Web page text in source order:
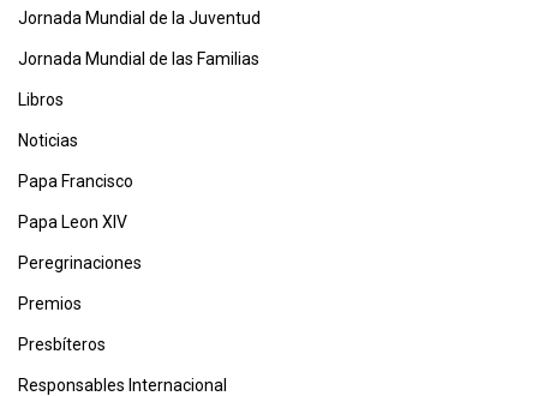
Jornada Mundial de la Juventud
Jornada Mundial de las Familias
Libros
Noticias
Papa Francisco
Papa Leon XIV
Peregrinaciones
Premios
Presbíteros
Responsables Internacional